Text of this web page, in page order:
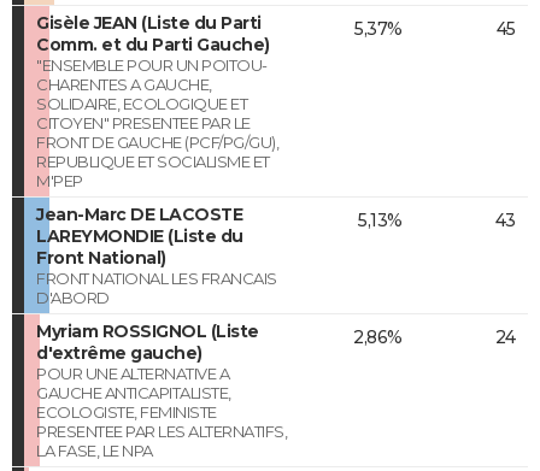
Gisèle JEAN (Liste du Parti
Comm. et du Parti Gauche)
"ENSEMBLE POUR UN POITOU-
CHARENTES A GAUCHE,
SOLIDAIRE, ECOLOGIQUE ET
CITOYEN" PRESENTEE PAR LE
FRONT DE GAUCHE (PCF/PG/GU),
REPUBLIQUE ET SOCIALISME ET
M'PEP
5,37% 45
Jean-Marc DE LACOSTE
LAREYMONDIE (Liste du
Front National)
FRONT NATIONAL LES FRANCAIS
D'ABORD
5,13% 43
Myriam ROSSIGNOL (Liste
d'extrême gauche)
POUR UNE ALTERNATIVE A
GAUCHE ANTICAPITALISTE,
ECOLOGISTE, FEMINISTE
PRESENTEE PAR LES ALTERNATIFS,
LA FASE, LE NPA
2,86% 24